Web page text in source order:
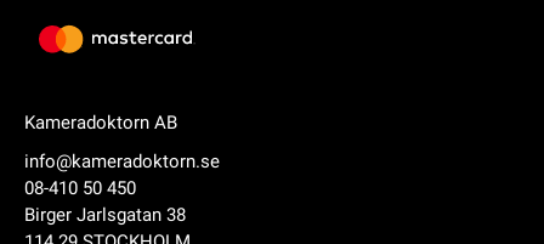
Kameradoktorn AB
info@kameradoktorn.se
08-410 50 450
Birger Jarlsgatan 38